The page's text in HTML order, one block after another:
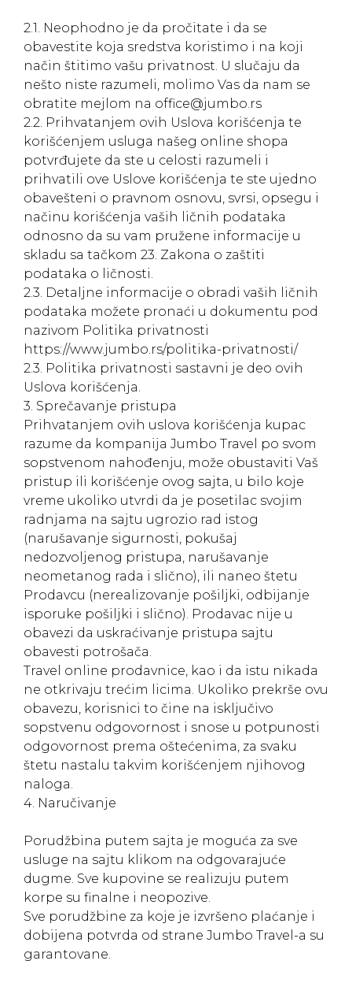
2.1. Neophodno je da pročitate i da se
obavestite koja sredstva koristimo i na koji
način štitimo vašu privatnost. U slučaju da
nešto niste razumeli, molimo Vas da nam se
obratite mejlom na office@jumbo.rs
2.2. Prihvatanjem ovih Uslova korišćenja te
korišćenjem usluga našeg online shopa
potvrđujete da ste u celosti razumeli i
prihvatili ove Uslove korišćenja te ste ujedno
obavešteni o pravnom osnovu, svrsi, opsegu i
načinu korišćenja vaših ličnih podataka
odnosno da su vam pružene informacije u
skladu sa tačkom 23. Zakona o zaštiti
podataka o ličnosti.
2.3. Detaljne informacije o obradi vaših ličnih
podataka možete pronaći u dokumentu pod
nazivom Politika privatnosti
https://www.jumbo.rs/politika-privatnosti/
2.3. Politika privatnosti sastavni je deo ovih
Uslova korišćenja.
3. Sprečavanje pristupa
Prihvatanjem ovih uslova korišćenja kupac
razume da kompanija Jumbo Travel po svom
sopstvenom nahođenju, može obustaviti Vaš
pristup ili korišćenje ovog sajta, u bilo koje
vreme ukoliko utvrdi da je posetilac svojim
radnjama na sajtu ugrozio rad istog
(narušavanje sigurnosti, pokušaj
nedozvoljenog pristupa, narušavanje
neometanog rada i slično), ili naneo štetu
Prodavcu (nerealizovanje pošiljki, odbijanje
isporuke pošiljki i slično). Prodavac nije u
obavezi da uskraćivanje pristupa sajtu
obavesti potrošača.
Travel online prodavnice, kao i da istu nikada
ne otkrivaju trećim licima. Ukoliko prekrše ovu
obavezu, korisnici to čine na isključivo
sopstvenu odgovornost i snose u potpunosti
odgovornost prema oštećenima, za svaku
štetu nastalu takvim korišćenjem njihovog
naloga.
4. Naručivanje
Porudžbina putem sajta je moguća za sve
usluge na sajtu klikom na odgovarajuće
dugme. Sve kupovine se realizuju putem
korpe su finalne i neopozive.
Sve porudžbine za koje je izvršeno plaćanje i
dobijena potvrda od strane Jumbo Travel-a su
garantovane.